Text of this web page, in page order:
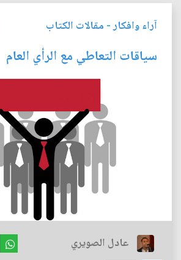
آراء وافكار- مقالات الكتاب
سياقات التعاطي مع الرأي العام
عادل الصويري